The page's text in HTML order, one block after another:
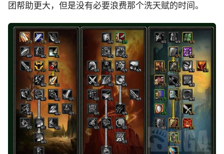
团帮助更大，但是没有必要浪费那个洗天赋的时间。